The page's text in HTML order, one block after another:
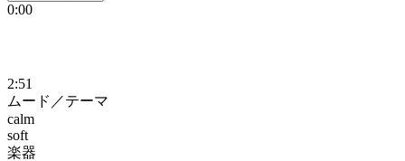
0:00
2:51
ムード／テーマ
calm
soft
楽器